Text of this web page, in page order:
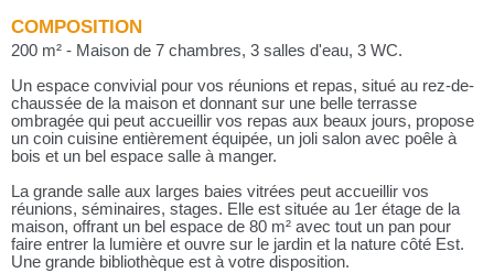
COMPOSITION
200 m² - Maison de 7 chambres, 3 salles d'eau, 3 WC.
Un espace convivial pour vos réunions et repas, situé au rez-de-
chaussée de la maison et donnant sur une belle terrasse
ombragée qui peut accueillir vos repas aux beaux jours, propose
un coin cuisine entièrement équipée, un joli salon avec poêle à
bois et un bel espace salle à manger.
La grande salle aux larges baies vitrées peut accueillir vos
réunions, séminaires, stages. Elle est située au 1er étage de la
maison, offrant un bel espace de 80 m² avec tout un pan pour
faire entrer la lumière et ouvre sur le jardin et la nature côté Est.
Une grande bibliothèque est à votre disposition.